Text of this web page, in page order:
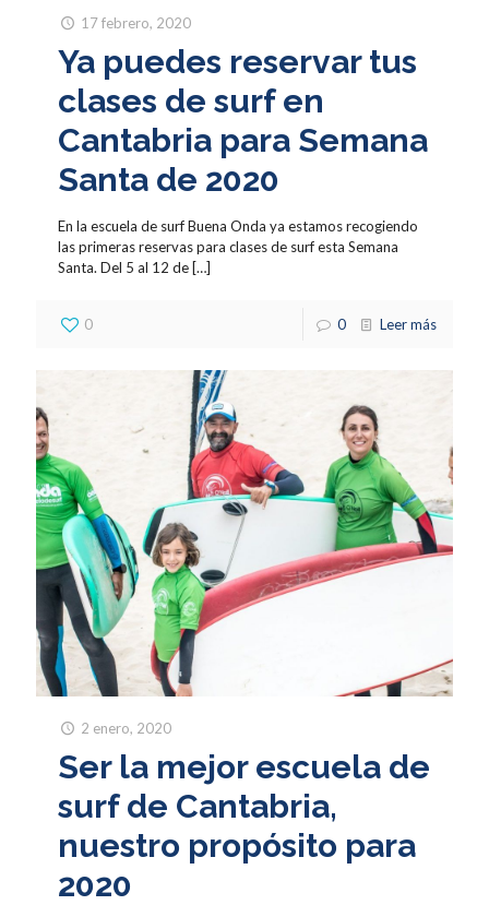
17 febrero, 2020
Ya puedes reservar tus
clases de surf en
Cantabria para Semana
Santa de 2020
En la escuela de surf Buena Onda ya estamos recogiendo
las primeras reservas para clases de surf esta Semana
Santa. Del 5 al 12 de […]
0 0 Leer más
2 enero, 2020
Ser la mejor escuela de
surf de Cantabria,
nuestro propósito para
2020